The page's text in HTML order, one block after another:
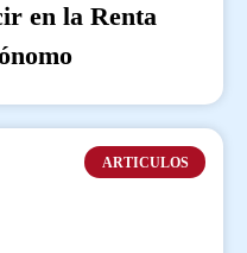
en la Renta
ARTICULOS